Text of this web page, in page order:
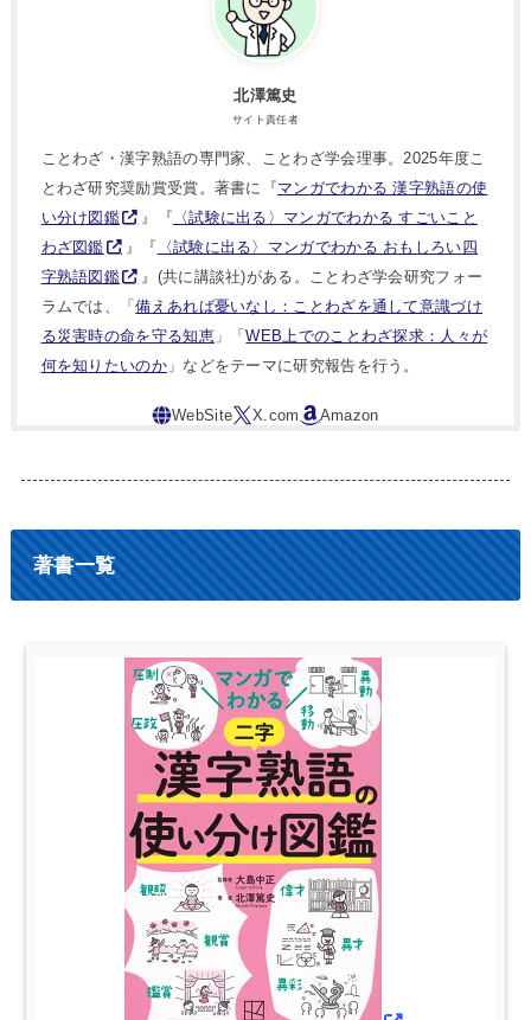
北澤篤史
サイト責任者
ことわざ・漢字熟語の専門家、ことわざ学会理事。2025年度こ
とわざ研究奨励賞受賞。著書に『マンガでわかる 漢字熟語の使
い分け図鑑
』『 〈試験に出る〉マンガでわかる すごいこと
わざ図鑑
』『
〈試験に出る〉マンガでわかる おもしろい四
字熟語図鑑
』(共に講談社)がある。ことわざ学会研究フォー
ラムでは、「備えあれば憂いなし：ことわざを通して意識づけ
る災害時の命を守る知恵」「WEB上でのことわざ探求：人々が
何を知りたいのか」などをテーマに研究報告を行う。
著書一覧